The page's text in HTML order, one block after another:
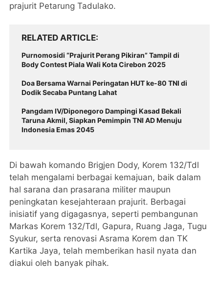
prajurit Petarung Tadulako.
RELATED ARTICLE
Purnomosidi “Prajurit Perang Pikiran” Tampil di
Body Contest Piala Wali Kota Cirebon 2025
Doa Bersama Warnai Peringatan HUT ke-80 TNI di
Dodik Secaba Puntang Lahat
Pangdam IV/Diponegoro Dampingi Kasad Bekali
Taruna Akmil, Siapkan Pemimpin TNI AD Menuju
Indonesia Emas 2045
Di bawah komando Brigjen Dody, Korem 132/Tdl
telah mengalami berbagai kemajuan, baik dalam
hal sarana dan prasarana militer maupun
peningkatan kesejahteraan prajurit. Berbagai
inisiatif yang digagasnya, seperti pembangunan
Markas Korem 132/Tdl, Gapura, Ruang Jaga, Tugu
Syukur, serta renovasi Asrama Korem dan TK
Kartika Jaya, telah memberikan hasil nyata dan
diakui oleh banyak pihak.